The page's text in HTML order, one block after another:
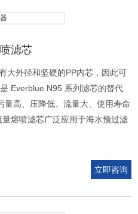
滤芯
大外径和坚硬的PP内芯，因此可
Everblue N95 系列滤芯的替代
量高、压降低、流量大、使用寿命
熔喷滤芯广泛应用于海水预过滤
立即咨询